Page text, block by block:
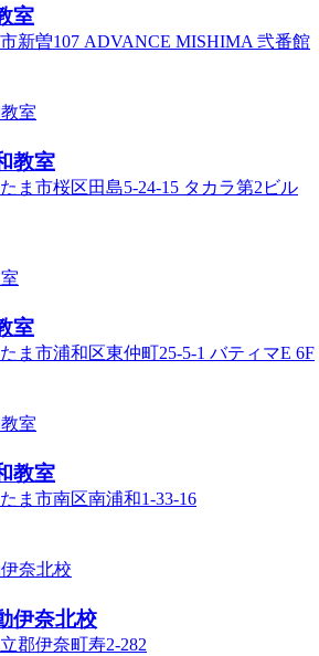
室
新曽107 ADVANCE MISHIMA 弐番館
教室
ま市桜区田島5-24-15 タカラ第2ビル
室
ま市浦和区東仲町25-5-1 バティマE 6F
教室
ま市南区南浦和1-33-16
伊奈北校
郡伊奈町寿2-282